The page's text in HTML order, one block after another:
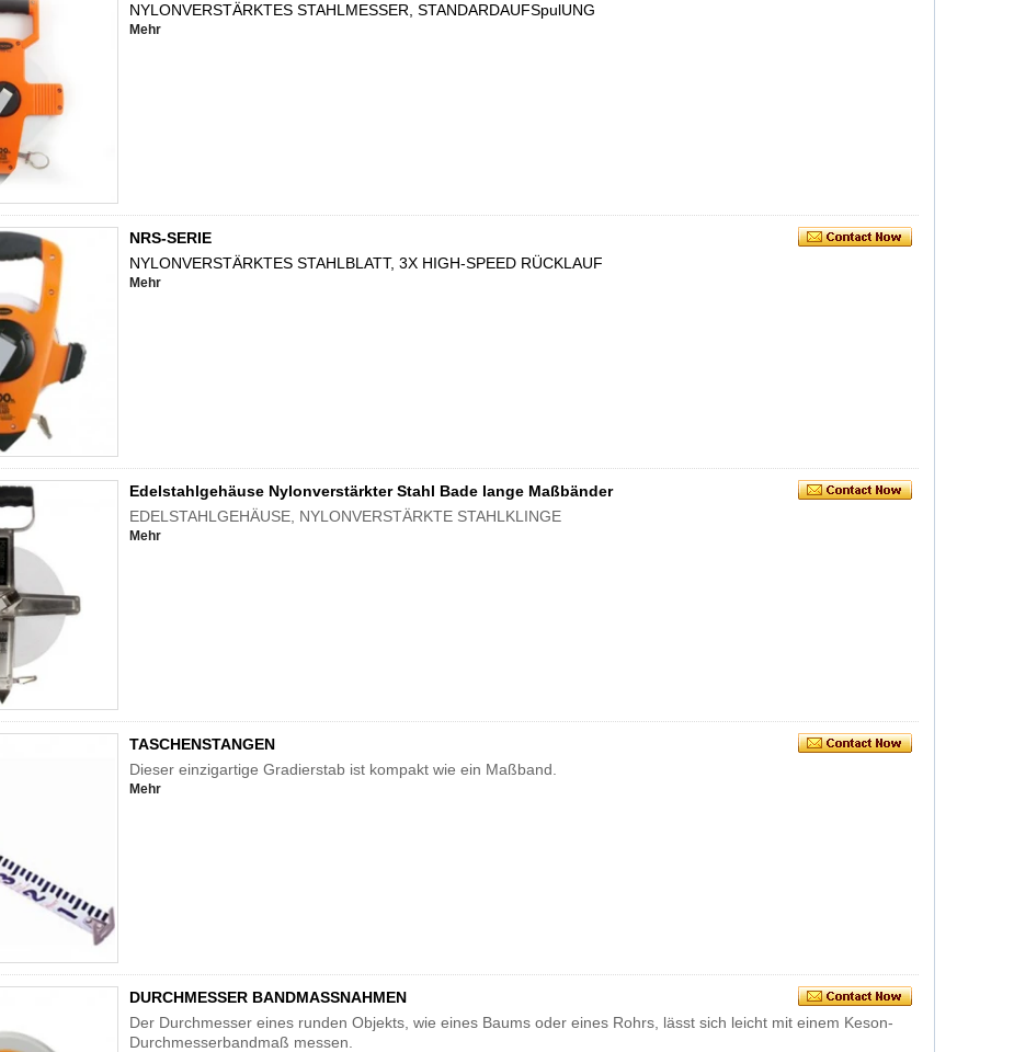
NYLONVERSTÄRKTES STAHLMESSER, STANDARDAUFSpulUNG
Mehr
NRS-SERIE
NYLONVERSTÄRKTES STAHLBLATT, 3X HIGH-SPEED RÜCKLAUF
Mehr
Edelstahlgehäuse Nylonverstärkter Stahl Bade lange Maßbänder
EDELSTAHLGEHÄUSE, NYLONVERSTÄRKTE STAHLKLINGE
Mehr
TASCHENSTANGEN
Dieser einzigartige Gradierstab ist kompakt wie ein Maßband.
Mehr
DURCHMESSER BANDMASSNAHMEN
Der Durchmesser eines runden Objekts, wie eines Baums oder eines Rohrs, lässt sich leicht mit einem Keson-
Durchmesserbandmaß messen.